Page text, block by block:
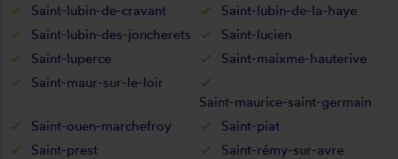
Saint-lubin-de-cravant
Saint-lubin-de-la-haye
Saint-lubin-des-joncherets
Saint-lucien
Saint-luperce
Saint-maixme-hauterive
Saint-maur-sur-le-loir
Saint-maurice-saint-germain
Saint-ouen-marchefroy
Saint-piat
Saint-prest
Saint-rémy-sur-avre